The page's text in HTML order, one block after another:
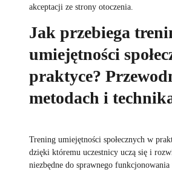
akceptacji ze strony otoczenia.
Jak przebiega
umiejętności
praktyce?
metodach i
Trening umiejętności społecznych w
dzięki któremu uczestnicy uczą się i
niezbędne do sprawnego funkcjonowania